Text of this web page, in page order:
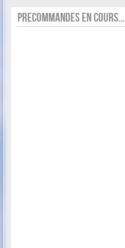
PRECOMMANDES EN COURS...